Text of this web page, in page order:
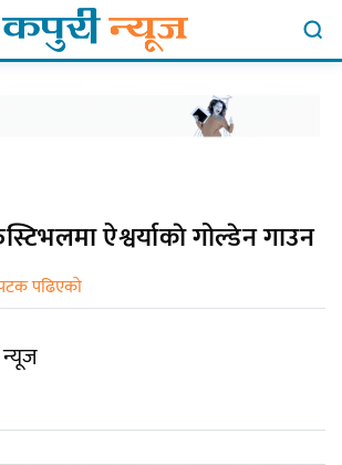
ऐश्वर्याकाे गोल्डेन गाउन
पढिएको